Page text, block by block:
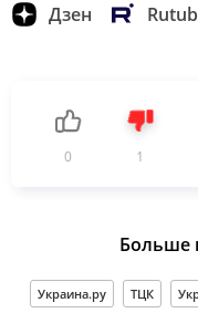
Дзен
0 1
Больше
Украина.ру ТЦК